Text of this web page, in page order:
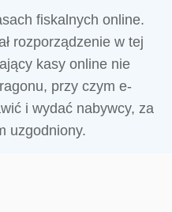
fiskalnych online.
rozporządzenie w tej
kasy online nie
przy czym e-
i wydać nabywcy, za
uzgodniony.